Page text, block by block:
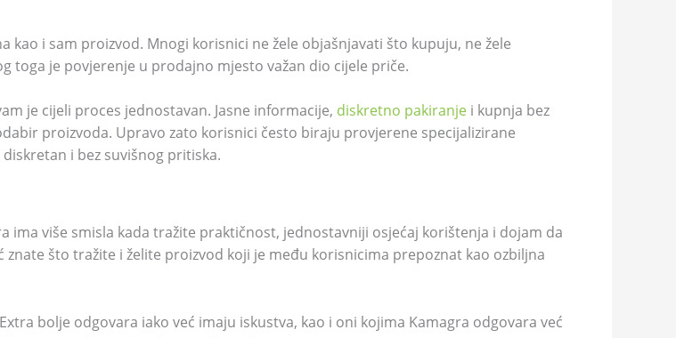
kao i sam proizvod. Mnogi korisnici ne žele objašnjavati što kupuju, ne žele
toga je povjerenje u prodajno mjesto važan dio cijele priče.
je cijeli proces jednostavan. Jasne informacije, diskretno pakiranje i kupnja bez
proizvoda. Upravo zato korisnici često biraju provjerene specijalizirane
i bez suvišnog pritiska.
ima više smisla kada tražite praktičnost, jednostavniji osjećaj korištenja i dojam da
što tražite i želite proizvod koji je među korisnicima prepoznat kao ozbiljna
bolje odgovara iako već imaju iskustva, kao i oni kojima Kamagra odgovara već